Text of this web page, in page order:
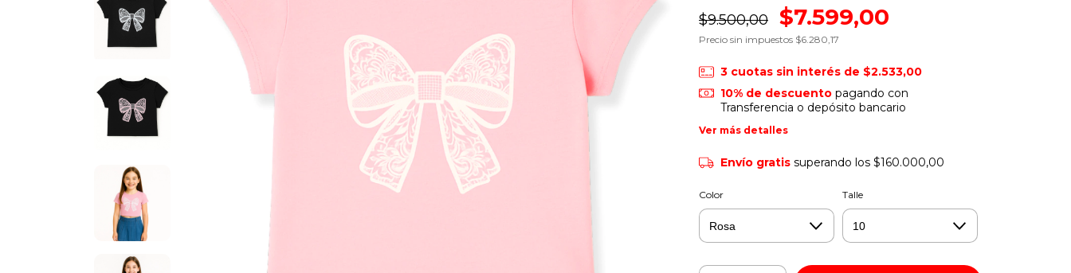
$9.500,00 $7.599,00
Precio sin impuestos $6.280,17
3 cuotas sin interés de $2.533,00
10% de descuentopagando con
Transferencia o depósito bancario
Ver más detalles
Envío gratis superando los $160.000,00
Color Talle